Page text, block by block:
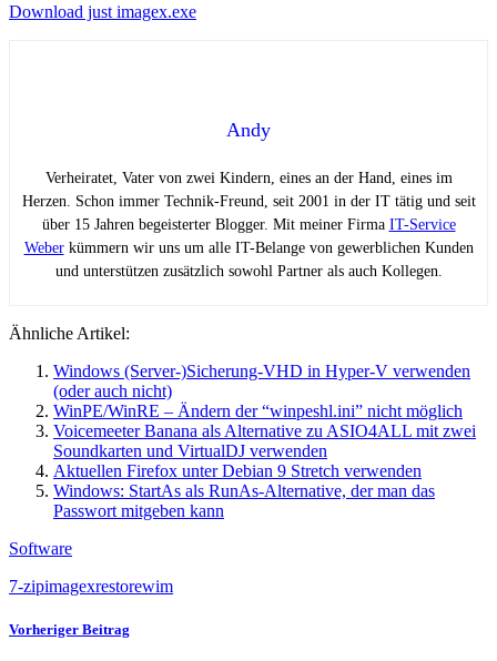
Download just imagex.exe
Andy
Verheiratet, Vater von zwei Kindern, eines an der Hand, eines im
Herzen. Schon immer Technik-Freund, seit 2001 in der IT tätig und seit
über 15 Jahren begeisterter Blogger. Mit meiner Firma IT-Service
Weberkümmern wir uns um alle IT-Belange von gewerblichen Kunden
und unterstützen zusätzlich sowohl Partner als auch Kollegen.
Ähnliche Artikel:
Windows (Server-)Sicherung-VHD in Hyper-V verwenden
(oder auch nicht)
WinPE/WinRE – Ändern der “winpeshl.ini” nicht möglich
Voicemeeter Banana als Alternative zu ASIO4ALL mit zwei
Soundkarten und VirtualDJ verwenden
Aktuellen Firefox unter Debian 9 Stretch verwenden
Windows: StartAs als RunAs-Alternative, der man das
Passwort mitgeben kann
Software
7-zipimagexrestorewim
Vorheriger Beitrag